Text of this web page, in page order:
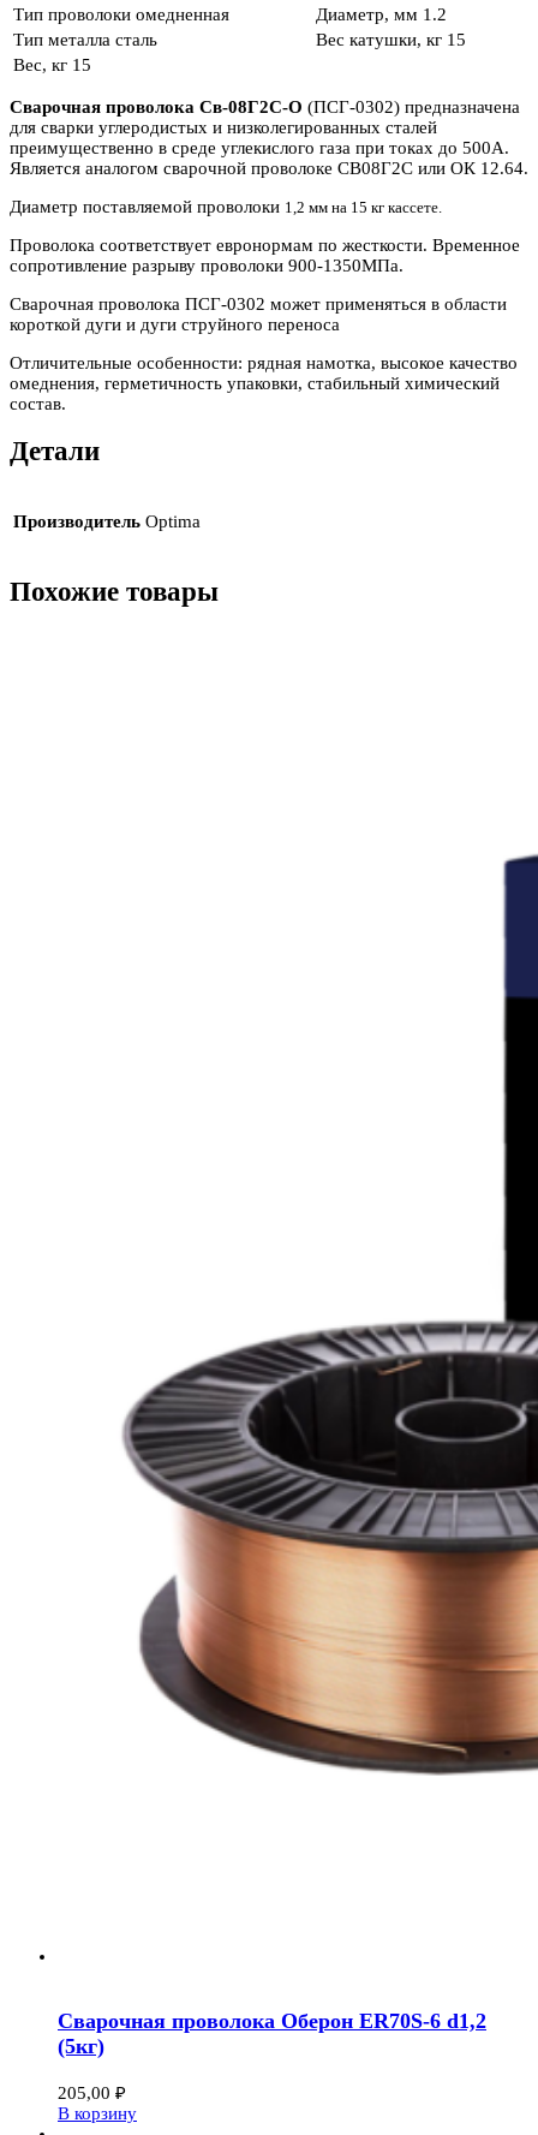
Тип проволоки омедненная Диаметр, мм 1.2
Тип металла сталь Вес катушки, кг 15
Вес, кг 15
Сварочная проволока Св-08Г2С-О (ПСГ-0302) предназначена
для сварки углеродистых и низколегированных сталей
преимущественно в среде углекислого газа при токах до 500А.
Является аналогом сварочной проволоке СВ08Г2С или ОК 12.64.
Диаметр поставляемой проволоки 1,2 мм на 15 кг кассете.
Проволока соответствует евронормам по жесткости. Временное
сопротивление разрыву проволоки 900-1350МПа.
Сварочная проволока ПСГ-0302 может применяться в области
короткой дуги и дуги струйного переноса
Отличительные особенности: рядная намотка, высокое качество
омеднения, герметичность упаковки, стабильный химический
состав.
Детали
Производитель Optima
Похожие товары
Сварочная проволока Оберон ER70S-6 d1,2
(5кг)
205,00 ₽
В корзину